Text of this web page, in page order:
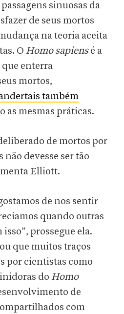
sinuosas da
de seus mortos
na teoria aceita
O Homo sapiensé a
enterra
mortos,
também
as mesmas práticas.
de mortos por
devesse ser tão
Elliott.
de nos sentir
quando outras
prossegue ela.
que muitos traços
por cientistas como
do Homo
de
com